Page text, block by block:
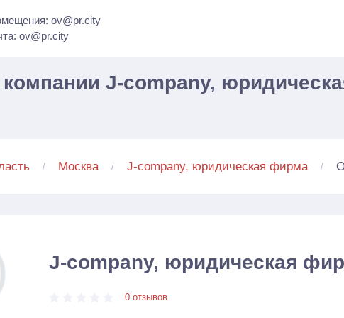
ov@pr.city
ov@pr.city
J-company,
Москва J-company, юридическая фирма
J-company, юридическая
0 отзывов